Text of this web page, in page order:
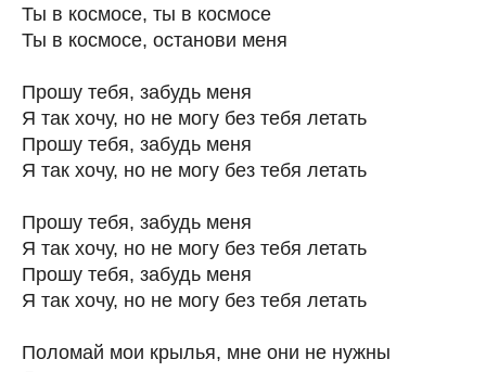
Ты в космосе, ты в космосе
Ты в космосе, останови меня
Прошу тебя, забудь меня
Я так хочу, но не могу без тебя летать
Прошу тебя, забудь меня
Я так хочу, но не могу без тебя летать
Прошу тебя, забудь меня
Я так хочу, но не могу без тебя летать
Прошу тебя, забудь меня
Я так хочу, но не могу без тебя летать
Поломай мои крылья, мне они не нужны